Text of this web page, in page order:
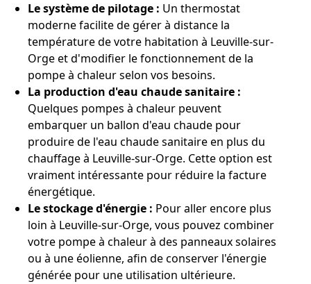
Le système de pilotage : Un thermostat
moderne facilite de gérer à distance la
température de votre habitation à Leuville-sur-
Orge et d'modifier le fonctionnement de la
pompe à chaleur selon vos besoins.
La production d'eau chaude sanitaire :
Quelques pompes à chaleur peuvent
embarquer un ballon d'eau chaude pour
produire de l'eau chaude sanitaire en plus du
chauffage à Leuville-sur-Orge. Cette option est
vraiment intéressante pour réduire la facture
énergétique.
Le stockage d'énergie : Pour aller encore plus
loin à Leuville-sur-Orge, vous pouvez combiner
votre pompe à chaleur à des panneaux solaires
ou à une éolienne, afin de conserver l'énergie
générée pour une utilisation ultérieure.